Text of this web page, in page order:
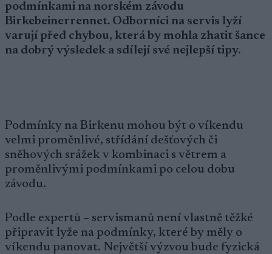
podmínkami na norském závodu
Birkebeinerrennet. Odborníci na servis lyží
varují před chybou, která by mohla zhatit šance
na dobrý výsledek a sdílejí své nejlepší tipy.
Podmínky na Birkenu mohou být o víkendu
velmi proměnlivé, střídání dešťových či
sněhových srážek v kombinaci s větrem a
proměnlivými podmínkami po celou dobu
závodu.
Podle expertů – servismanů není vlastně těžké
připravit lyže na podmínky, které by měly o
víkendu panovat. Největší výzvou bude fyzická